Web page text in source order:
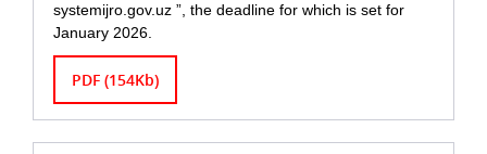
systemijro.gov.uz ”, the deadline for which is set for
January 2026.
PDF (154Kb)